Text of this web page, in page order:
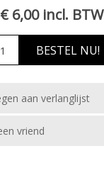
€ 6,00 incl. BTW